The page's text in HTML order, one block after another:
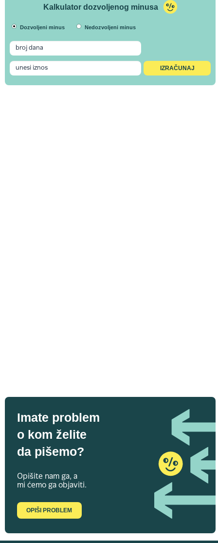
Kalkulator dozvoljenog minusa
Dozvoljeni minus Nedozvoljeni minus
Imate problem
o kom želite
da pišemo?
Opišite nam ga, a
mi ćemo ga objaviti.
OPIŠI PROBLEM